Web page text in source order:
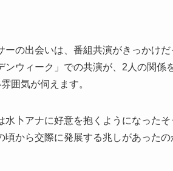
ーの出会いは、番組共演がきっかけ
ンウィーク」での共演が、2人の関係
囲気が伺えます。
水卜アナに好意を抱くようになった
から交際に発展する兆しがあったの